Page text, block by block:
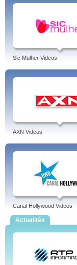
Sic Mulher Videos
AXN Videos
Canal Hollywood Videos
Actualités